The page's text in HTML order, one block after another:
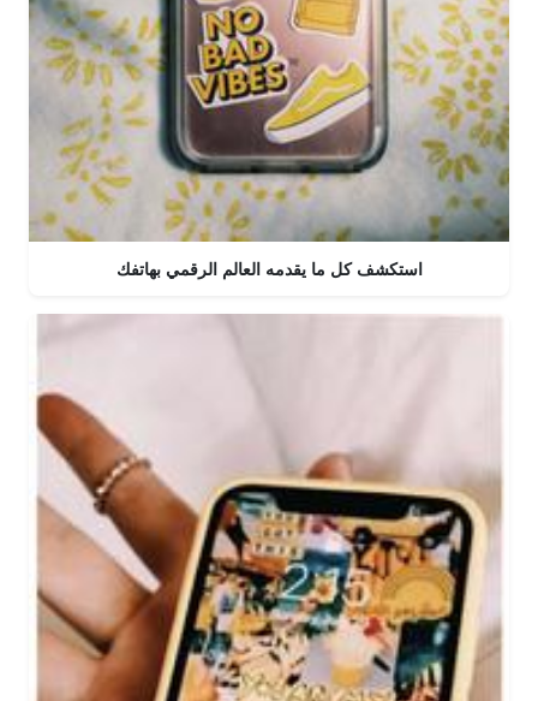
استكشف كل ما يقدمه العالم الرقمي بهاتفك